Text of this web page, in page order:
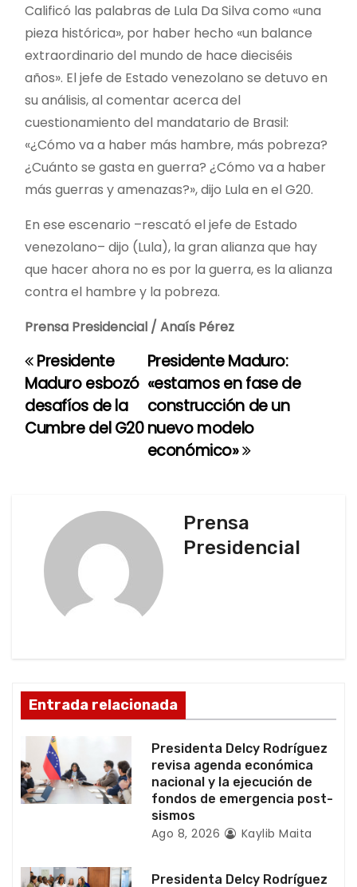
Calificó las palabras de Lula Da Silva como «una
pieza histórica», por haber hecho «un balance
extraordinario del mundo de hace dieciséis
años». El jefe de Estado venezolano se detuvo en
su análisis, al comentar acerca del
cuestionamiento del mandatario de Brasil:
«¿Cómo va a haber más hambre, más pobreza?
¿Cuánto se gasta en guerra? ¿Cómo va a haber
más guerras y amenazas?», dijo Lula en el G20.
En ese escenario –rescató el jefe de Estado
venezolano– dijo (Lula), la gran alianza que hay
que hacer ahora no es por la guerra, es la alianza
contra el hambre y la pobreza.
Prensa Presidencial / Anaís Pérez
N
a
v
d
e
e
n
r
Presidente Maduro:
«estamos en fase de
construcción de un
nuevo modelo
económico»
Presidente
Maduro esbozó
desafíos de la
Cumbre del G20
Prensa
Presidencial
Entrada relacionada
Presidenta Delcy Rodríguez
revisa agenda económica
nacional y la ejecución de
fondos de emergencia post-
sismos
Ago 8, 2026 Kaylib Maita
Presidenta Delcy Rodríguez